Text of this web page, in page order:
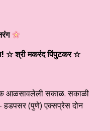
☆ श्री मकरंद पिंपुटकर ☆
आळसावलेली सकाळ. सकाळी
हडपसर (पुणे) एक्सप्रेस दोन